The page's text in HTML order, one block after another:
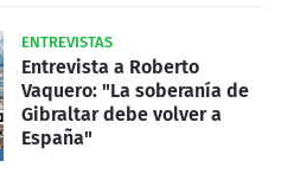
ENTREVISTAS
Entrevista a Roberto
Vaquero: "La soberanía de
Gibraltar debe volver a
España"